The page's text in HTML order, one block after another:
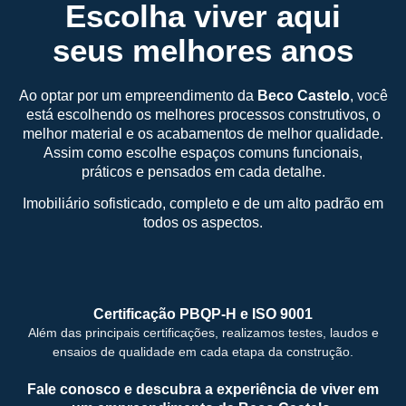
Escolha viver aqui
seus melhores anos
Ao optar por um empreendimento da Beco Castelo, você
está escolhendo os melhores processos construtivos, o
melhor material e os acabamentos de melhor qualidade.
Assim como escolhe espaços comuns funcionais,
práticos e pensados em cada detalhe.
Imobiliário sofisticado, completo e de um alto padrão em
todos os aspectos.
Certificação PBQP-H​ e ISO 9001
Além das principais certificações, realizamos testes, laudos e
ensaios de qualidade em cada etapa da construção.
Fale conosco e descubra a experiência de viver em